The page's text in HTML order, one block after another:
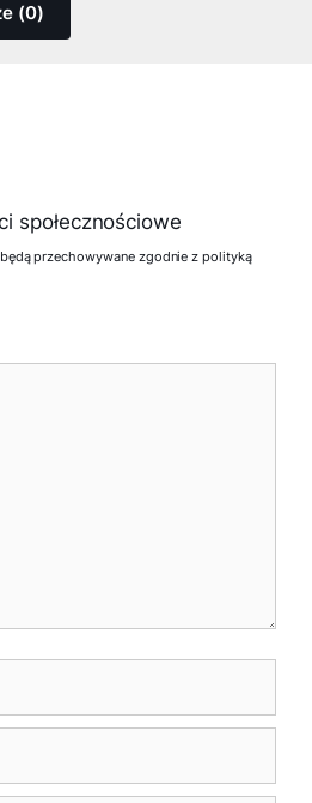
(0)
społecznościowe
przechowywane zgodnie z polityką